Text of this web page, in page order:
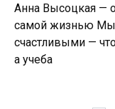
Анна Высоцкая —
самой жизнью Мы
счастливыми —
а учеба